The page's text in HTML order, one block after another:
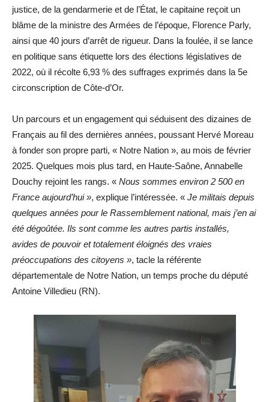
justice, de la gendarmerie et de l’État, le capitaine reçoit un
blâme de la ministre des Armées de l’époque, Florence Parly,
ainsi que 40 jours d’arrêt de rigueur. Dans la foulée, il se lance
en politique sans étiquette lors des élections législatives de
2022, où il récolte 6,93 % des suffrages exprimés dans la 5e
circonscription de Côte-d’Or.
Un parcours et un engagement qui séduisent des dizaines de
Français au fil des dernières années, poussant Hervé Moreau
à fonder son propre parti, « Notre Nation », au mois de février
2025. Quelques mois plus tard, en Haute-Saône, Annabelle
Douchy rejoint les rangs. « Nous sommes environ 2 500 en
France aujourd’hui », explique l’intéressée. « Je militais depuis
quelques années pour le Rassemblement national, mais j’en ai
été dégoûtée. Ils sont comme les autres partis installés,
avides de pouvoir et totalement éloignés des vraies
préoccupations des citoyens », tacle la référente
départementale de Notre Nation, un temps proche du député
Antoine Villedieu (RN).